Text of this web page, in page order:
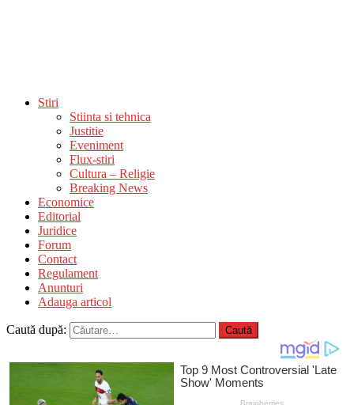
Stiri
Stiinta si tehnica
Justitie
Eveniment
Flux-stiri
Cultura – Religie
Breaking News
Economice
Editorial
Juridice
Forum
Contact
Regulament
Anunturi
Adauga articol
Caută după: